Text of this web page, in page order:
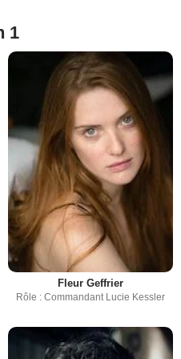
1
Fleur Geffrier
Rôle : Commandant Lucie Kessler